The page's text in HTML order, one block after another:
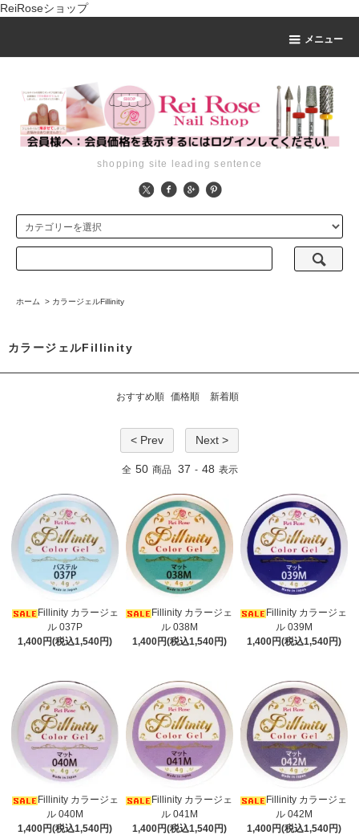
ReiRoseショップ
メニュー
shopping site leading sentence
ホーム > カラージェルFillinity
カラージェルFillinity
おすすめ順 価格順 新着順
< Prev Next >
全 50 商品 37 - 48 表示
Fillinity カラージェ
ル 037P
1,400円(税込1,540円)
Fillinity カラージェ
ル 038M
1,400円(税込1,540円)
Fillinity カラージェ
ル 039M
1,400円(税込1,540円)
Fillinity カラージェ
ル 040M
1,400円(税込1,540円)
Fillinity カラージェ
ル 041M
1,400円(税込1,540円)
Fillinity カラージェ
ル 042M
1,400円(税込1,540円)